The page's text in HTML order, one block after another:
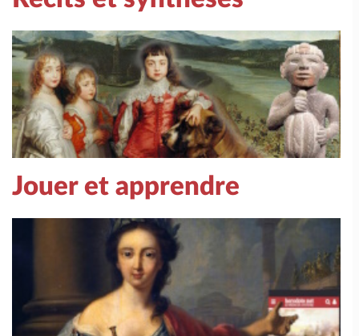
Jouer et apprendre